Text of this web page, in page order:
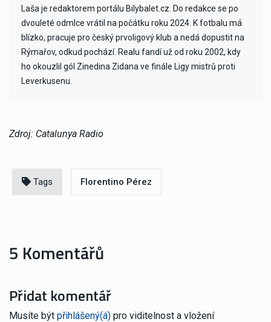
Laša je redaktorem portálu Bilybalet.cz. Do redakce se po
dvouleté odmlce vrátil na počátku roku 2024. K fotbalu má
blízko, pracuje pro český prvoligový klub a nedá dopustit na
Rýmařov, odkud pochází. Realu fandí už od roku 2002, kdy
ho okouzlil gól Zinedina Zidana ve finále Ligy mistrů proti
Leverkusenu.
Zdroj: Catalunya Radio
Tags Florentino Pérez
5 Komentářů
Přidat komentář
Musíte být přihlášený(á) pro viditelnost a vložení